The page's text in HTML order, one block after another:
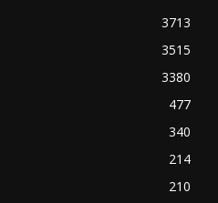
3713
3515
3380
477
340
214
210